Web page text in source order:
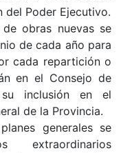
del Poder Ejecutivo.
obras nuevas se
de cada año para
cada repartición o
en el Consejo de
inclusión en el
de la Provincia.
generales se
extraordinarios